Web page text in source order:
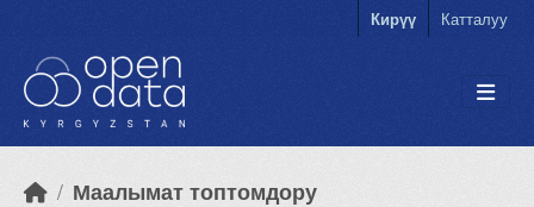
Кирүү Катталуу
Маалымат топтомдору